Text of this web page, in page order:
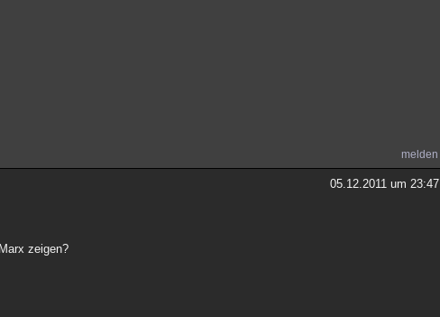
melden
05.12.2011 um 23:47
zeigen?